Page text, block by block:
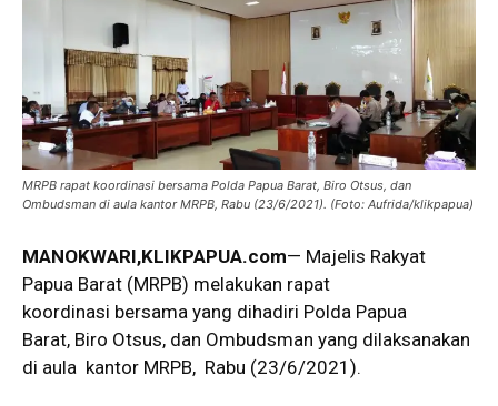
MRPB rapat koordinasi bersama Polda Papua Barat, Biro Otsus, dan
Ombudsman di aula kantor MRPB, Rabu (23/6/2021). (Foto: Aufrida/klikpapua)
MANOKWARI,KLIKPAPUA.com— Majelis Rakyat
Papua Barat (MRPB) melakukan rapat
koordinasi bersama yang dihadiri Polda Papua
Barat, Biro Otsus, dan Ombudsman yang dilaksanakan
di aula kantor MRPB, Rabu (23/6/2021).